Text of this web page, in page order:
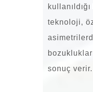
teknoloji,
sonuç verir.